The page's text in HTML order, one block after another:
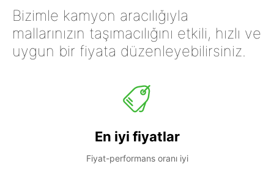
Bizimle kamyon aracılığıyla
mallarınızın taşımacılığını etkili, hızlı ve
uygun bir fiyata düzenleyebilirsiniz.
En iyi fiyatlar
Fiyat-performans oranı iyi